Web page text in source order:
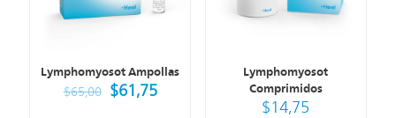
Lymphomyosot Ampollas
$65,00 $61,75
Lymphomyosot
Comprimidos
$14,75